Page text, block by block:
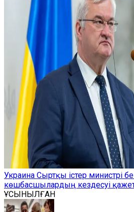
Украина Сыртқы істер министрі
көшбасшылардың кездесуі
ҰСЫНЫЛҒАН